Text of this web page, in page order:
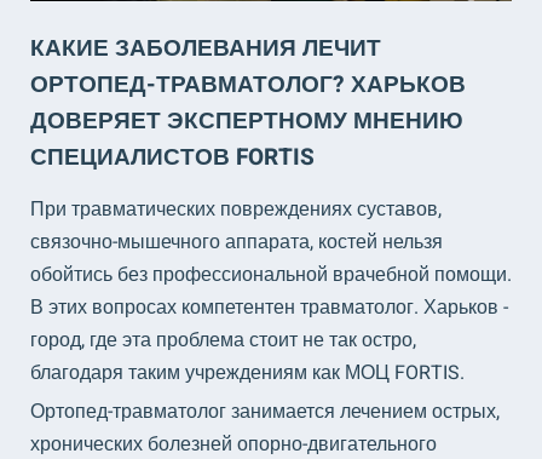
КАКИЕ ЗАБОЛЕВАНИЯ ЛЕЧИТ
ОРТОПЕД-ТРАВМАТОЛОГ? ХАРЬКОВ
ДОВЕРЯЕТ ЭКСПЕРТНОМУ МНЕНИЮ
СПЕЦИАЛИСТОВ FORTIS
При травматических повреждениях суставов,
связочно-мышечного аппарата, костей нельзя
обойтись без профессиональной врачебной помощи.
В этих вопросах компетентен травматолог. Харьков -
город, где эта проблема стоит не так остро,
благодаря таким учреждениям как МОЦ FORTIS.
Ортопед-травматолог занимается лечением острых,
хронических болезней опорно-двигательного